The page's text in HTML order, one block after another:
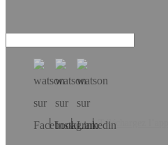
Téléchargez l’app!